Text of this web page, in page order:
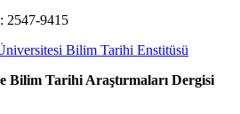
2547-9415
Bilim Tarihi Enstitüsü
Bilim Tarihi Araştırmaları Dergisi